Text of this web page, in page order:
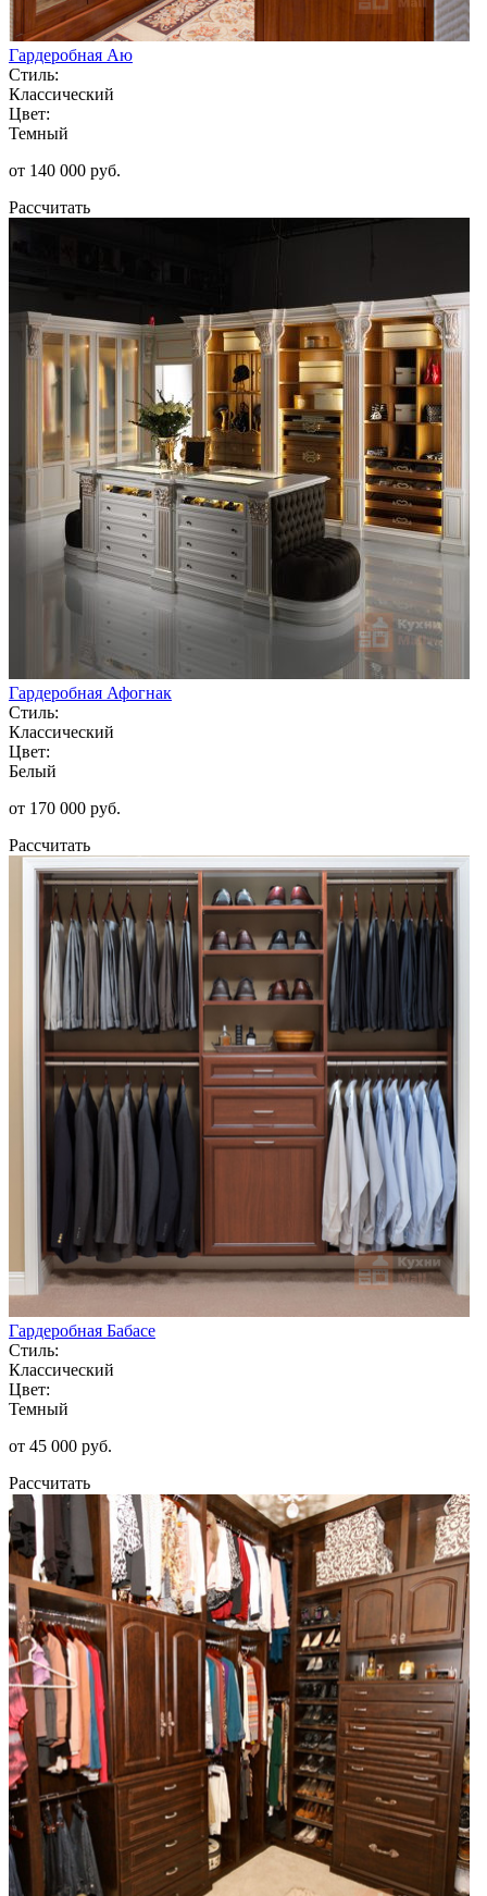
Гардеробная Аю
Стиль:
Классический
Цвет:
Темный
от 140 000 руб.
Рассчитать
Гардеробная Афогнак
Стиль:
Классический
Цвет:
Белый
от 170 000 руб.
Рассчитать
Гардеробная Бабасе
Стиль:
Классический
Цвет:
Темный
от 45 000 руб.
Рассчитать